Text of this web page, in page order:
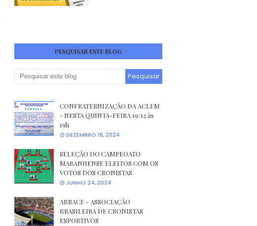
PESQUISAR ESTE BLOG
CONFRATERNIZAÇÃO DA ACLEM
- NESTA QUINTA-FEIRA 19/12 às
19h
DEZEMBRO 16, 2024
SELEÇÃO DO CAMPEOATO
MARANHENSE ELEITOS COM OS
VOTOS DOS CRONISTAS
JUNHO 24, 2024
ABRACE - ASSOCIAÇÃO
BRASILEIRA DE CRONISTAS
ESPORTIVOS